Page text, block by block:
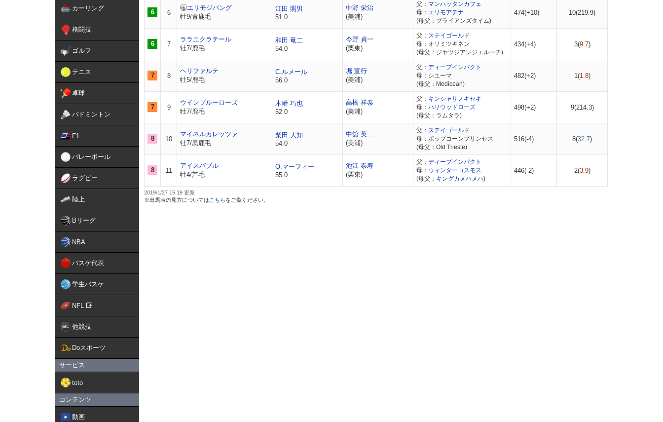
カーリング
格闘技
ゴルフ
テニス
卓球
バドミントン
F1
バレーボール
ラグビー
陸上
Bリーグ
NBA
バスケ代表
学生バスケ
NFL
他競技
Doスポーツ
サービス
toto
コンテンツ
動画
6 6
エリモジパング
牡9/青鹿毛
江田 照男
51.0
中野 栄治
(美浦)
父： マンハッタンカフェ
母： エリモアテナ
(母父：ブライアンズタイム)
474(+10) 10(219.9)
6 7
ララエクラテール
牡7/鹿毛
和田 竜二
54.0
今野 貞一
(栗東)
父： ステイゴールド
母：オリミツキネン
(母父：ジヤツジアンジエルーチ)
434(+4) 3(9.7)
7 8
ヘリファルテ
牡5/鹿毛
C.ルメール
56.0
堀 宣行
(美浦)
父： ディープインパクト
母：シユーマ
(母父：Medicean)
482(+2) 1(1.8)
7 9
ウインブルーローズ
牡7/鹿毛
木幡 巧也
52.0
高橋 祥泰
(美浦)
父： キンシャサノキセキ
母： ハリウッドローズ
(母父：ラムタラ)
498(+2) 9(214.3)
8 10
マイネルカレッツァ
牡7/黒鹿毛
柴田 大知
54.0
中舘 英二
(美浦)
父： ステイゴールド
母：ポップコーンプリンセス
(母父：Old Trieste)
516(-4) 8(32.7)
8 11
アイスバブル
牡4/芦毛
O.マーフィー
55.0
池江 泰寿
(栗東)
父： ディープインパクト
母： ウィンターコスモス
(母父： キングカメハメハ)
446(-2) 2(3.9)
2019/1/27 15:19
※出馬表の見方については こちらをご覧ください。